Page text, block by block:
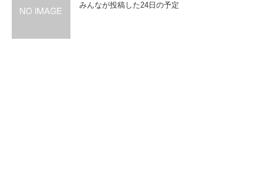
みんなが投稿した24日の予定